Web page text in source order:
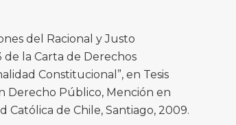
del Racional y Justo
la Carta de Derechos
Constitucional”, en Tesis
Derecho Público, Mención en
Católica de Chile, Santiago, 2009.